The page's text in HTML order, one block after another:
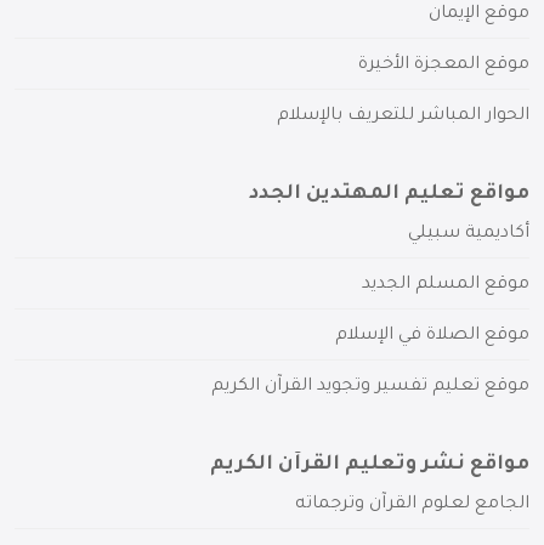
موقع الإيمان
موقع المعجزة الأخيرة
الحوار المباشر للتعريف بالإسلام
مواقع تعليم المهتدين الجدد
أكاديمية سبيلي
موقع المسلم الجديد
موقع الصلاة في الإسلام
موقع تعليم تفسير وتجويد القرآن الكريم
مواقع نشر وتعليم القرآن الكريم
الجامع لعلوم القرآن وترجماته